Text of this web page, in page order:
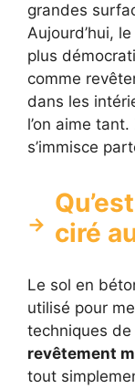
grandes
Aujourd’hui,
plus
comme
dans les
l’on aime
s’immisce
ciré
Le sol en
utilisé pour
techniques
revêtement
tout